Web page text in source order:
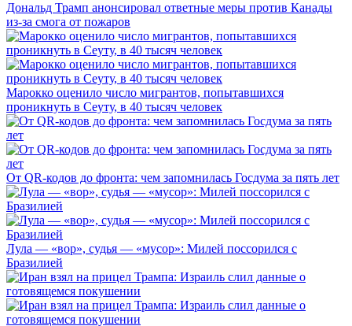
Дональд Трамп анонсировал ответные меры против Канады
из-за смога от пожаров
Марокко оценило число мигрантов, попытавшихся
проникнуть в Сеуту, в 40 тысяч человек
От QR-кодов до фронта: чем запомнилась Госдума за пять лет
Лула — «вор», судья — «мусор»: Милей поссорился с
Бразилией